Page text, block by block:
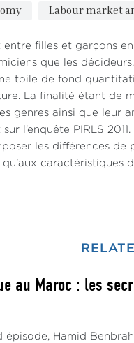
Labour market
entre filles et garçons
que les
toile de fond
La finalité étant de
genres ainsi que leur
sur l’enquête PIRLS
les différences de
qu’aux caractéristiques
au Maroc : les
épisode, Hamid